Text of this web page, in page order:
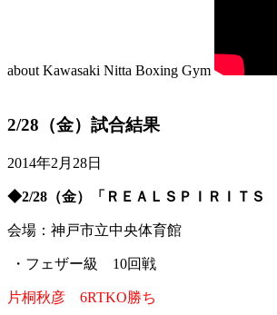
about Kawasaki Nitta Boxing Gym
2/28（金）試合結果
2014年2月28日
◆2/28（金）「ＲＥＡＬＳＰＩＲＩＴ
会場：神戸市立中央体育館
・フェザー級 10回戦
片桐秋彦 6RTKO勝ち